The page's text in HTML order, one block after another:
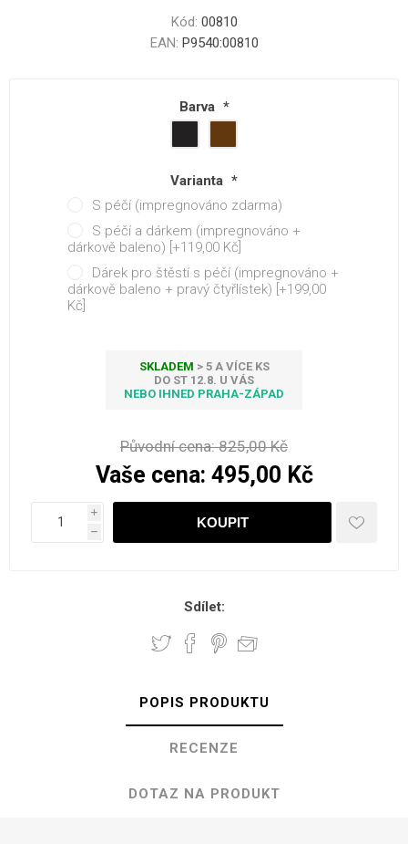
Kód: 00810
EAN: P9540:00810
Barva *
Varianta *
S péčí (impregnováno zdarma)
S péčí a dárkem (impregnováno +
dárkově baleno) [+119,00 Kč]
Dárek pro štěstí s péčí (impregnováno +
dárkově baleno + pravý čtyřlístek) [+199,00
Kč]
SKLADEM > 5 A VÍCE KS
DO ST 12.8. U VÁS
NEBO IHNED PRAHA-ZÁPAD
Původní cena: 825,00 Kč
Vaše cena: 495,00 Kč
i
h
Sdílet:
POPIS PRODUKTU
RECENZE
DOTAZ NA PRODUKT